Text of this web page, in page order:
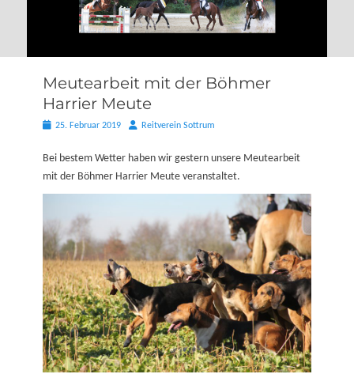
Meutearbeit mit der Böhmer
Harrier Meute
Posted25. Februar 2019 AutorReitverein Sottrum
Bei bestem Wetter haben wir gestern unsere Meutearbeit
mit der Böhmer Harrier Meute veranstaltet.